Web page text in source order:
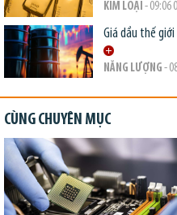
KIM LOẠI - 09:06
Giá dầu thế giới
NĂNG LƯỢNG -
CÙNG CHUYÊN MỤC